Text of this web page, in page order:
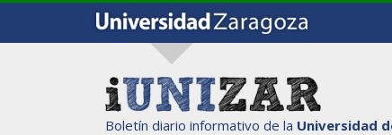
Boletín diario informativo de la Universidad